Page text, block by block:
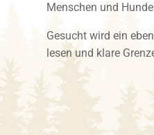
Menschen und
Gesucht wird ein
lesen und klare